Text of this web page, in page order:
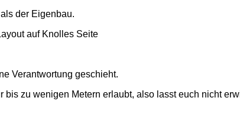
der Eigenbau.
auf Knolles Seite
Verantwortung geschieht.
zu wenigen Metern erlaubt, also lasst euch nicht